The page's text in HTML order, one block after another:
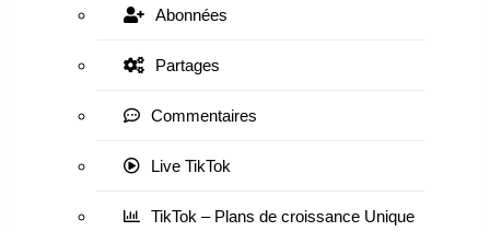
Abonnées
Partages
Commentaires
Live TikTok
TikTok – Plans de croissance Unique